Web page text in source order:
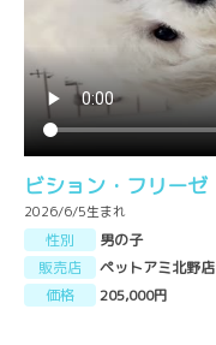
ビション・フリーゼ
2026/6/5生まれ
性別
男の子
販売店
ペットアミ北野店
価格
205,000円